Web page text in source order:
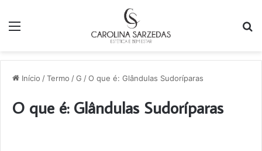
Início /Termo /G /O que é: Glândulas Sudoríparas
O que é: Glândulas Sudoríparas